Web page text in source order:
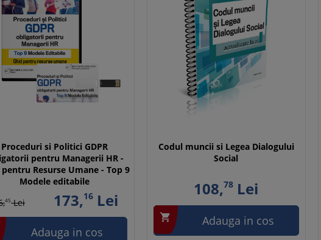
Proceduri si Politici GDPR
pentru Managerii HR -
pentru Resurse Umane - Top 9
Modele editabile
45Lei 173,16Lei
Adauga in cos
Codul muncii si Legea Dialogului
Social
108,78 Lei
 Adauga in cos